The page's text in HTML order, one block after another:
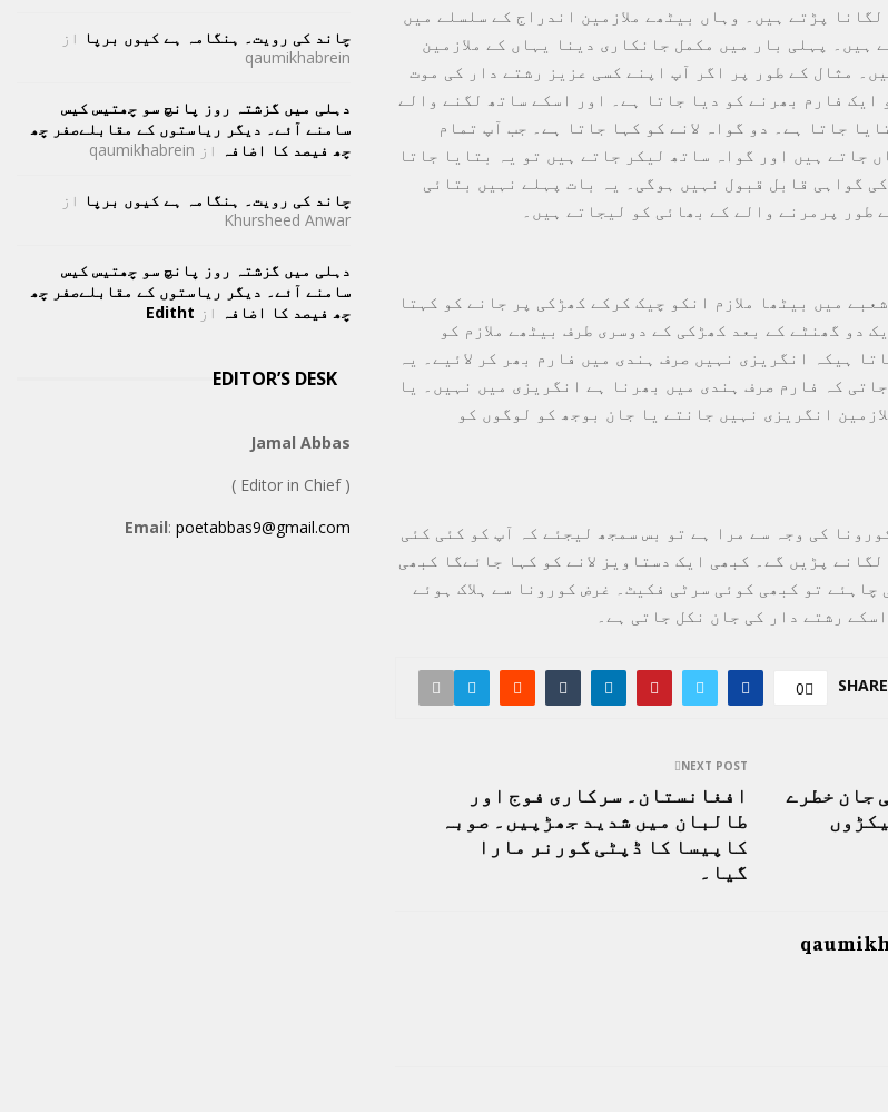
پڑتے ہیں۔ وہاں بیٹھے ملازمین اندراج کے سلسلے میں
ہیں۔ پہلی بار میں مکمل جانکاری دینا یہاں کے ملازمین
مثال کے طور پر اگر آپ اپنے کسی عزیز رشتے دار کی موت
ایک فارم بھرنے کو دیا جاتا ہے۔ اور اسکے ساتھ لگنے والے
جاتا ہے۔ دو گواہ لانے کو کہا جاتا ہے۔ جب آپ تمام
جاتے ہیں اور گواہ ساتھ لیکر جاتے ہیں تو یہ بتایا جاتا
گواہی قابل قبول نہیں ہوگی۔ یہ بات پہلے نہیں بتائی
طور پرمرنے والے کے بھائی کو لیجاتے ہیں۔
میں بیٹھا ملازم انکو چیک کرکے کھڑکی پر جانے کو کہتا
دو گھنٹے کے بعد کھڑکی کے دوسری طرف بیٹھے ملازم کو
ہیکہ انگریزی نہیں صرف ہندی میں فارم بھر کر لائیے۔ یہ
کہ فارم صرف ہندی میں بھرنا ہے انگریزی میں نہیں۔ یا
انگریزی نہیں جانتے یا جان بوجھ کو لوگوں کو
کی وجہ سے مرا ہے تو بس سمجھ لیجئے کہ آپ کو کئی کئی
پڑیں گے۔ کبھی ایک دستاویز لانے کو کہا جائےگا کبھی
تو کبھی کوئی سرٹی فکیٹ۔ غرض کورونا سے ہلاک ہوئے
رشتے دار کی جان نکل جاتی ہے۔
SHARE
0
جان خطرے
NEXT POST
افغانستان۔ سرکاری فوج اور
طالبان میں شدید جھڑپیں۔ صوبہ
کاپیسا کا ڈپٹی گورنر مارا
گیا۔
چاند کی رویت۔ ہنگامہ ہے کیوں برپا از
qaumikhabrein
دہلی میں گزشتہ روز پانچ سو چھتیس کیس
سامنے آئے۔ دیگر ریاستوں کے مقابلےصفر چھ
چھ فیصد کا اضافہ از qaumikhabrein
چاند کی رویت۔ ہنگامہ ہے کیوں برپا از
Khursheed Anwar
دہلی میں گزشتہ روز پانچ سو چھتیس کیس
سامنے آئے۔ دیگر ریاستوں کے مقابلےصفر چھ
چھ فیصد کا اضافہ از Editht
EDITOR’S DESK
Jamal Abbas
( Editor in Chief )
Email: poetabbas9@gmail.com